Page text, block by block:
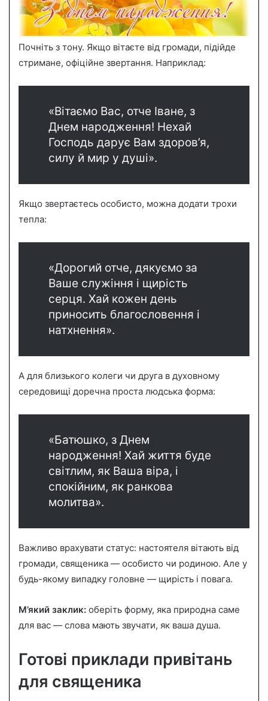
Почніть з тону. Якщо вітаєте від громади, підійде
стримане, офіційне звертання. Наприклад:
«Вітаємо Вас, отче Іване, з
Днем народження! Нехай
Господь дарує Вам здоров’я,
силу й мир у душі».
Якщо звертаєтесь особисто, можна додати трохи
тепла:
«Дорогий отче, дякуємо за
Ваше служіння і щирість
серця. Хай кожен день
приносить благословення і
натхнення».
А для близького колеги чи друга в духовному
середовищі доречна проста людська форма:
«Батюшко, з Днем
народження! Хай життя буде
світлим, як Ваша віра, і
спокійним, як ранкова
молитва».
Важливо врахувати статус: настоятеля вітають від
громади, священика — особисто чи родиною. Але у
будь-якому випадку головне — щирість і повага.
М’який заклик: оберіть форму, яка природна саме
для вас — слова мають звучати, як ваша душа.
Готові приклади привітань
для священика